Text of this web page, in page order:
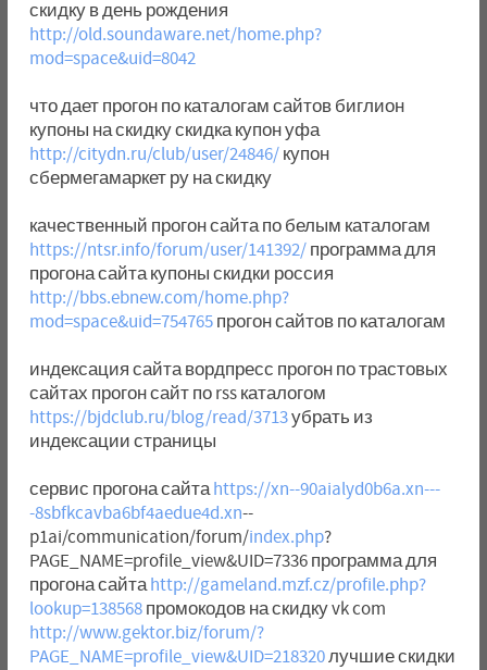
скидку в день рождения
http://old.soundaware.net/home.php?
mod=space&uid=8042
что дает прогон по каталогам сайтов биглион
купоны на скидку скидка купон уфа
http://citydn.ru/club/user/24846/купон
сбермегамаркет ру на скидку
качественный прогон сайта по белым каталогам
https://ntsr.info/forum/user/141392/программа для
прогона сайта купоны скидки россия
http://bbs.ebnew.com/home.php?
mod=space&uid=754765прогон сайтов по каталогам
индексация сайта вордпресс прогон по трастовых
сайтах прогон сайт по rss каталогом
https://bjdclub.ru/blog/read/3713убрать из
индексации страницы
сервис прогона сайта https://xn--90aialyd0b6a.xn---
-8sbfkcavba6bf4aedue4d.xn--
p1ai/communication/forum/index.php?
PAGE_NAME=profile_view&UID=7336 программа для
прогона сайта http://gameland.mzf.cz/profile.php?
lookup=138568промокодов на скидку vk com
http://www.gektor.biz/forum/?
PAGE_NAME=profile_view&UID=218320лучшие скидки